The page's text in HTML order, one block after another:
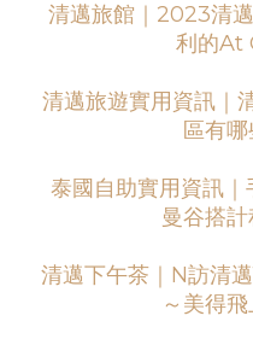
清邁旅館｜2023清
利的At
清邁旅遊實用資訊｜
區有
泰國自助實用資訊
曼谷搭
清邁下午茶｜N訪清
～美得飛